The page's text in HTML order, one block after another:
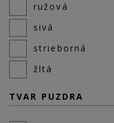
ružová
sivá
strieborná
žltá
TVAR PUZDRA